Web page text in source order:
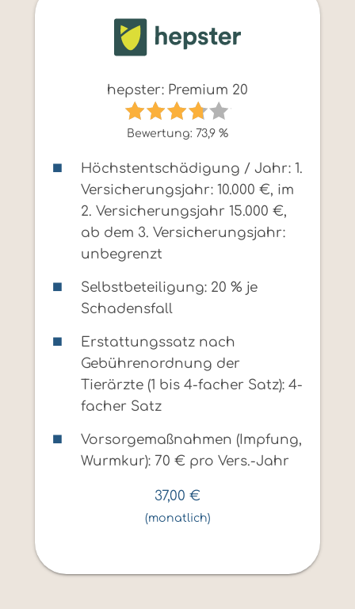
hepster: Premium 20
Bewertung: 73,9 %
Höchstentschädigung / Jahr: 1.
Versicherungsjahr: 10.000 €, im
2. Versicherungsjahr 15.000 €,
ab dem 3. Versicherungsjahr:
unbegrenzt
Selbstbeteiligung: 20 % je
Schadensfall
Erstattungssatz nach
Gebührenordnung der
Tierärzte (1 bis 4-facher Satz): 4-
facher Satz
Vorsorgemaßnahmen (Impfung,
Wurmkur): 70 € pro Vers.-Jahr
37,00 €
(monatlich)